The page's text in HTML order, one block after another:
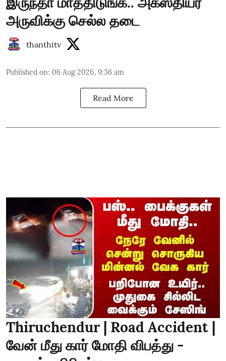
அருவிக்கு செல்ல தடை
thanthitv
Published on: 06 Aug 2026, 9:36 am
Read More
Thiruchendur | Road Accident |
வேன் மீது கார் மோதி விபத்து -